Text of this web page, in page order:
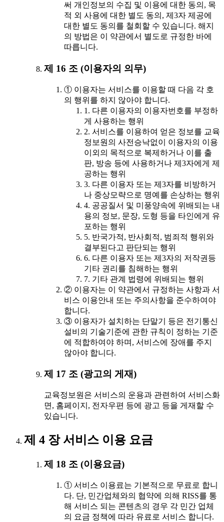
써 개인정보의 수집 및 이용에 대한 동의, 목
적 외 사용에 대한 별도 동의, 제3자 제공에
대한 별도 동의를 철회할 수 있습니다. 해지
의 방법은 이 약관에서 별도로 규정한 바에
따릅니다.
제 16 조 (이용자의 의무)
① 이용자는 서비스를 이용할 때 다음 각 호
의 행위를 하지 않아야 합니다.
1. 다른 이용자의 이용자번호를 부정하
게 사용하는 행위
2. 서비스를 이용하여 얻은 정보를 교육
정보원의 사전승낙없이 이용자의 이용
이외의 목적으로 복제하거나 이를 출
판, 방송 등에 사용하거나 제3자에게 제
공하는 행위
3. 다른 이용자 또는 제3자를 비방하거
나 중상모략으로 명예를 손상하는 행위
4. 공공질서 및 미풍양속에 위배되는 내
용의 정보, 문장, 도형 등을 타인에게 유
포하는 행위
5. 반국가적, 반사회적, 범죄적 행위와
결부된다고 판단되는 행위
6. 다른 이용자 또는 제3자의 저작권등
기타 권리를 침해하는 행위
7. 기타 관계 법령에 위배되는 행위
② 이용자는 이 약관에서 규정하는 사항과 서
비스 이용안내 또는 주의사항을 준수하여야
합니다.
③ 이용자가 설치하는 단말기 등은 전기통신
설비의 기술기준에 관한 규칙이 정하는 기준
에 적합하여야 하며, 서비스에 장애를 주지
않아야 합니다.
제 17 조 (광고의 게재)
교육정보원은 서비스의 운용과 관련하여 서비스화
면, 홈페이지, 전자우편 등에 광고 등을 게재할 수
있습니다.
제 4 장 서비스 이용 요금
제 18 조 (이용요금)
① 서비스 이용료는 기본적으로 무료로 합니
다. 단, 민간업체와의 협약에 의해 RISS를 통
해 서비스 되는 콘텐츠의 경우 각 민간 업체
의 요금 정책에 따라 유료로 서비스 합니다.